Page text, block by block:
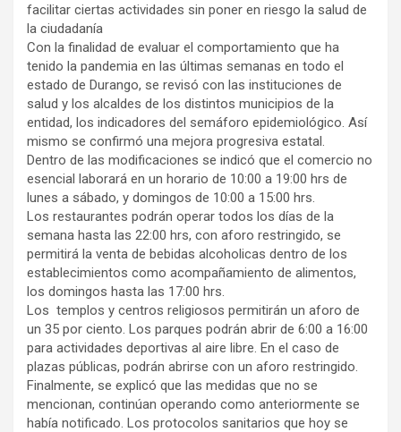
facilitar ciertas actividades sin poner en riesgo la salud de
la ciudadanía
Con la finalidad de evaluar el comportamiento que ha
tenido la pandemia en las últimas semanas en todo el
estado de Durango, se revisó con las instituciones de
salud y los alcaldes de los distintos municipios de la
entidad, los indicadores del semáforo epidemiológico. Así
mismo se confirmó una mejora progresiva estatal.
Dentro de las modificaciones se indicó que el comercio no
esencial laborará en un horario de 10:00 a 19:00 hrs de
lunes a sábado, y domingos de 10:00 a 15:00 hrs.
Los restaurantes podrán operar todos los días de la
semana hasta las 22:00 hrs, con aforo restringido, se
permitirá la venta de bebidas alcoholicas dentro de los
establecimientos como acompañamiento de alimentos,
los domingos hasta las 17:00 hrs.
Los templos y centros religiosos permitirán un aforo de
un 35 por ciento. Los parques podrán abrir de 6:00 a 16:00
para actividades deportivas al aire libre. En el caso de
plazas públicas, podrán abrirse con un aforo restringido.
Finalmente, se explicó que las medidas que no se
mencionan, continúan operando como anteriormente se
había notificado. Los protocolos sanitarios que hoy se